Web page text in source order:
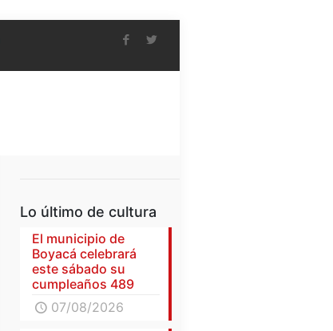
Lo último de cultura
El municipio de
Boyacá celebrará
este sábado su
cumpleaños 489
07/08/2026